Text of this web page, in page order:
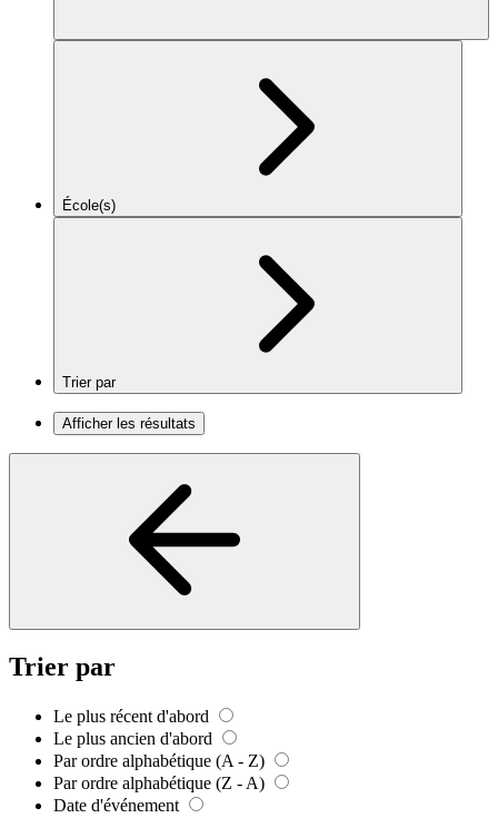
École(s)
Trier par
Afficher les résultats
Trier par
Le plus récent d'abord
Le plus ancien d'abord
Par ordre alphabétique (A - Z)
Par ordre alphabétique (Z - A)
Date d'événement